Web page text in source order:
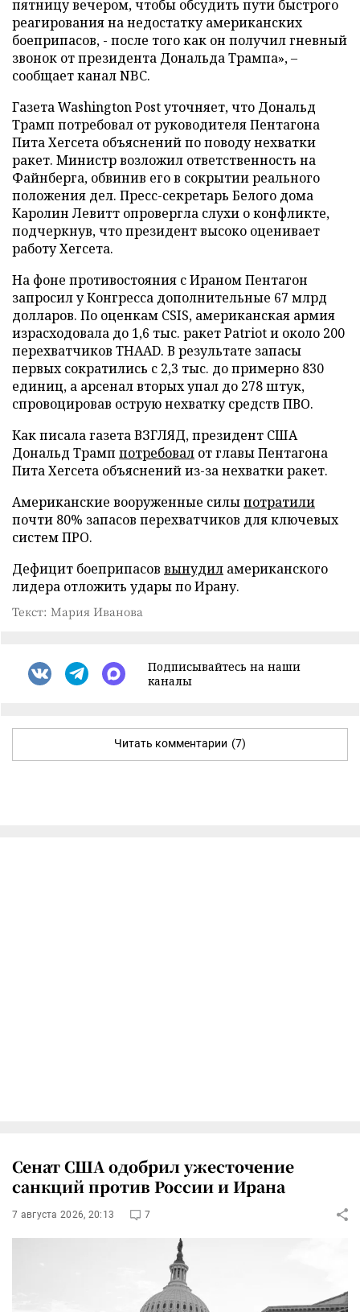
пятницу вечером, чтобы обсудить пути быстрого
реагирования на недостатку американских
боеприпасов, - после того как он получил гневный
звонок от президента Дональда Трампа», –
сообщает канал NBC.
Газета Washington Post уточняет, что Дональд
Трамп потребовал от руководителя Пентагона
Пита Хегсета объяснений по поводу нехватки
ракет. Министр возложил ответственность на
Файнберга, обвинив его в сокрытии реального
положения дел. Пресс-секретарь Белого дома
Каролин Левитт опровергла слухи о конфликте,
подчеркнув, что президент высоко оценивает
работу Хегсета.
На фоне противостояния с Ираном Пентагон
запросил у Конгресса дополнительные 67 млрд
долларов. По оценкам CSIS, американская армия
израсходовала до 1,6 тыс. ракет Patriot и около 200
перехватчиков THAAD. В результате запасы
первых сократились с 2,3 тыс. до примерно 830
единиц, а арсенал вторых упал до 278 штук,
спровоцировав острую нехватку средств ПВО.
Как писала газета ВЗГЛЯД, президент США
Дональд Трамп потребовал от главы Пентагона
Пита Хегсета объяснений из-за нехватки ракет.
Американские вооруженные силыпотратили
почти 80% запасов перехватчиков для ключевых
систем ПРО.
Дефицит боеприпасов вынудил американского
лидера отложить удары по Ирану.
Текст: Мария Иванова
Подписывайтесь на наши
каналы
Читать комментарии (7)
Сенат США одобрил ужесточение
санкций против России и Ирана
7 августа 2026, 20:13 7